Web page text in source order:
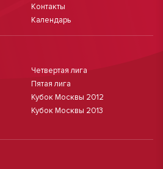
Контакты
Календарь
Четвертая лига
Пятая лига
Кубок Москвы 2012
Кубок Москвы 2013